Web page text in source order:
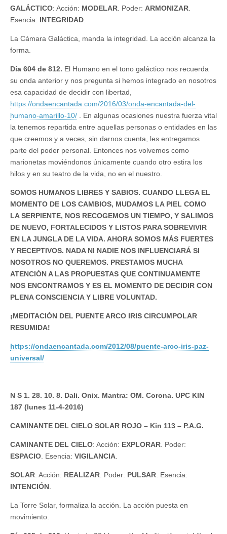
GALÁCTICO: Acción: MODELAR. Poder: ARMONIZAR.
Esencia: INTEGRIDAD.
La Cámara Galáctica, manda la integridad. La acción alcanza la
forma.
Día 604 de 812. El Humano en el tono galáctico nos recuerda
su onda anterior y nos pregunta si hemos integrado en nosotros
esa capacidad de decidir con libertad,
https://ondaencantada.com/2016/03/onda-encantada-del-
humano-amarillo-10/ . En algunas ocasiones nuestra fuerza vital
la tenemos repartida entre aquellas personas o entidades en las
que creemos y a veces, sin darnos cuenta, les entregamos
parte del poder personal. Entonces nos volvemos como
marionetas moviéndonos únicamente cuando otro estira los
hilos y en su teatro de la vida, no en el nuestro.
SOMOS HUMANOS LIBRES Y SABIOS. CUANDO LLEGA EL
MOMENTO DE LOS CAMBIOS, MUDAMOS LA PIEL COMO
LA SERPIENTE, NOS RECOGEMOS UN TIEMPO, Y SALIMOS
DE NUEVO, FORTALECIDOS Y LISTOS PARA SOBREVIVIR
EN LA JUNGLA DE LA VIDA. AHORA SOMOS MÁS FUERTES
Y RECEPTIVOS. NADA NI NADIE NOS INFLUENCIARÁ SI
NOSOTROS NO QUEREMOS. PRESTAMOS MUCHA
ATENCIÓN A LAS PROPUESTAS QUE CONTINUAMENTE
NOS ENCONTRAMOS Y ES EL MOMENTO DE DECIDIR CON
PLENA CONSCIENCIA Y LIBRE VOLUNTAD.
¡MEDITACIÓN DEL PUENTE ARCO IRIS CIRCUMPOLAR
RESUMIDA!
https://ondaencantada.com/2012/08/puente-arco-iris-paz-
universal/
N S 1. 28. 10. 8. Dali. Onix. Mantra: OM. Corona. UPC KIN
187 (lunes 11-4-2016)
CAMINANTE DEL CIELO SOLAR ROJO – Kin 113 – P.A.G.
CAMINANTE DEL CIELO: Acción: EXPLORAR. Poder:
ESPACIO. Esencia: VIGILANCIA.
SOLAR: Acción: REALIZAR. Poder: PULSAR. Esencia:
INTENCIÓN.
La Torre Solar, formaliza la acción. La acción puesta en
movimiento.